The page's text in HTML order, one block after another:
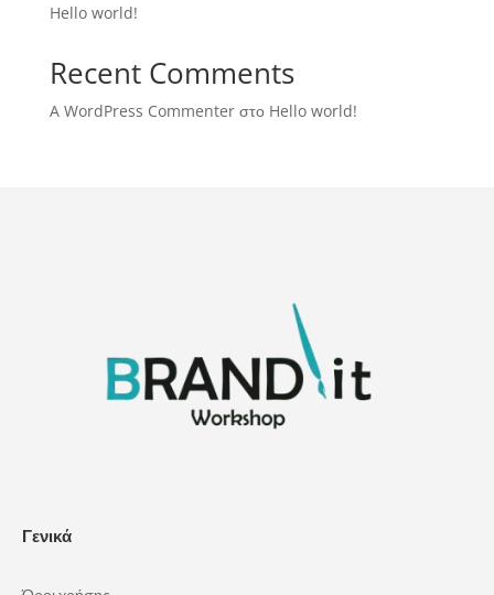
Hello world!
Recent Comments
A WordPress Commenterστο Hello world!
Γενικά